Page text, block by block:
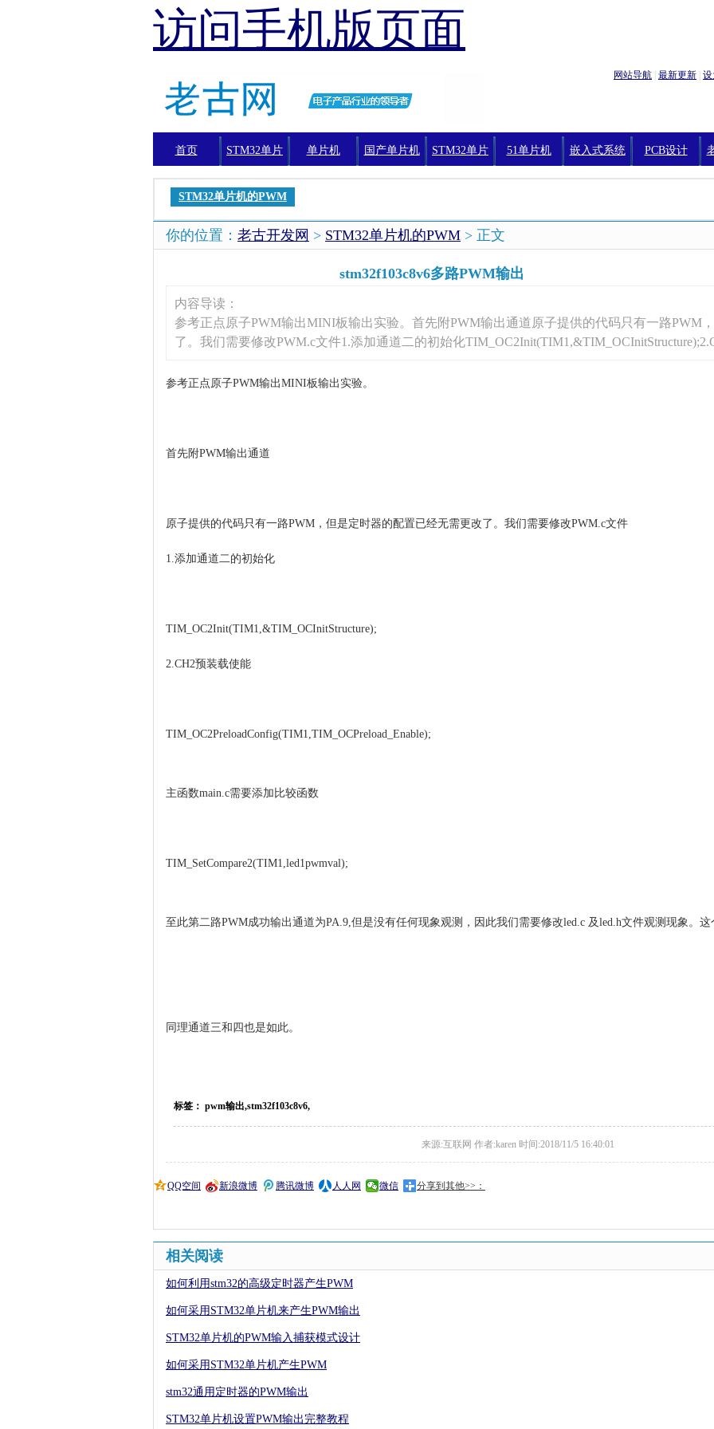
访问手机版页面
网站导航 最新更新
首页 STM32单片
机
单片机 国产单片机 STM32单片 51单片机 嵌入式系统 PCB设计
STM32单片机的PWM
你的位置： 老古开发网 > STM32单片机的PWM > 正文
stm32f103c8v6多路PWM输出
内容导读：
参考正点原子PWM输出MINI板输出实验。首先附PWM输出通道原子提供的代码只有一路PWM
了。我们需要修改PWM.c文件1.添加通道二的初始化
参考正点原子PWM输出MINI板输出实验。
首先附PWM输出通道
原子提供的代码只有一路PWM，但是定时器的配置已经无需更改了。我们需要修改PWM.c文件
1.添加通道二的初始化
TIM_OC2Init(TIM1,&TIM_OCInitStructure);
2.CH2预装载使能
TIM_OC2PreloadConfig(TIM1,TIM_OCPreload_Enable);
主函数main.c需要添加比较函数
TIM_SetCompare2(TIM1,led1pwmval);
至此第二路PWM成功输出通道为PA.9,但是没有任何现象观测，因此我们需要修改led.c 及led.h文件观测现象。这
同理通道三和四也是如此。
标签： pwm输出,stm32f103c8v6,
来源:互联网 作者:karen 时间:2018/11/5 16:40:01
QQ空间 新浪微博 腾讯微博 人人网 微信 分享到其他>>：
相关阅读
如何利用stm32的高级定时器产生PWM
如何采用STM32单片机来产生PWM输出
STM32单片机的PWM输入捕获模式设计
如何采用STM32单片机产生PWM
stm32通用定时器的PWM输出
STM32单片机设置PWM输出完整教程